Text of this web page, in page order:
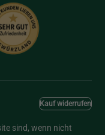
Kauf widerrufen
sind, wenn nicht